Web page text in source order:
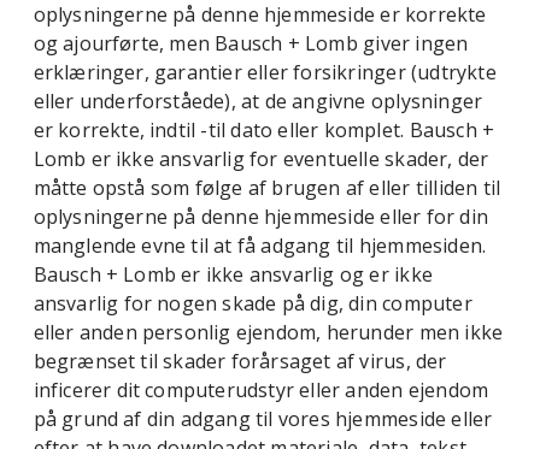
oplysningerne på denne hjemmeside er korrekte
og ajourførte, men Bausch + Lomb giver ingen
erklæringer, garantier eller forsikringer (udtrykte
eller underforståede), at de angivne oplysninger
er korrekte, indtil -til dato eller komplet. Bausch +
Lomb er ikke ansvarlig for eventuelle skader, der
måtte opstå som følge af brugen af ​​eller tilliden til
oplysningerne på denne hjemmeside eller for din
manglende evne til at få adgang til hjemmesiden.
Bausch + Lomb er ikke ansvarlig og er ikke
ansvarlig for nogen skade på dig, din computer
eller anden personlig ejendom, herunder men ikke
begrænset til skader forårsaget af virus, der
inficerer dit computerudstyr eller anden ejendom
på grund af din adgang til vores hjemmeside eller